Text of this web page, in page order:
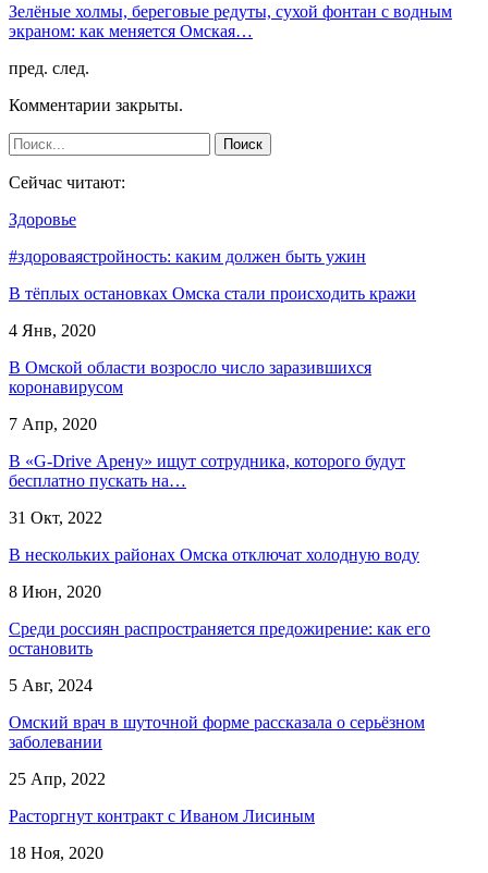
Зелёные холмы, береговые редуты, сухой фонтан с водным
экраном: как меняется Омская…
пред. след.
Комментарии закрыты.
Сейчас читают:
Здоровье
#здороваястройность: каким должен быть ужин
В тёплых остановках Омска стали происходить кражи
4 Янв, 2020
В Омской области возросло число заразившихся
коронавирусом
7 Апр, 2020
В «G-Drive Арену» ищут сотрудника, которого будут
бесплатно пускать на…
31 Окт, 2022
В нескольких районах Омска отключат холодную воду
8 Июн, 2020
Среди россиян распространяется предожирение: как его
остановить
5 Авг, 2024
Омский врач в шуточной форме рассказала о серьёзном
заболевании
25 Апр, 2022
Расторгнут контракт с Иваном Лисиным
18 Ноя, 2020